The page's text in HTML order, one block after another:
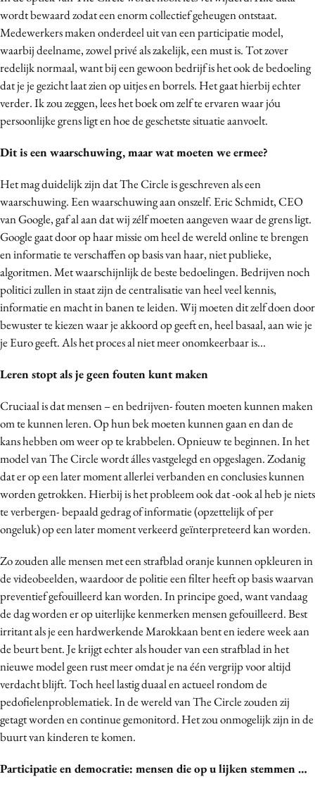
wordt bewaard zodat een enorm collectief geheugen ontstaat.
Medewerkers maken onderdeel uit van een participatie model,
waarbij deelname, zowel privé als zakelijk, een must is. Tot zover
redelijk normaal, want bij een gewoon bedrijf is het ook de bedoeling
dat je je gezicht laat zien op uitjes en borrels. Het gaat hierbij echter
verder. Ik zou zeggen, lees het boek om zelf te ervaren waar jóu
persoonlijke grens ligt en hoe de geschetste situatie aanvoelt.
Dit is een waarschuwing, maar wat moeten we ermee?
Het mag duidelijk zijn dat The Circle is geschreven als een
waarschuwing. Een waarschuwing aan onszelf. Eric Schmidt, CEO
van Google, gaf al aan dat wij zélf moeten aangeven waar de grens ligt.
Google gaat door op haar missie om heel de wereld online te brengen
en informatie te verschaffen op basis van haar, niet publieke,
algoritmen. Met waarschijnlijk de beste bedoelingen. Bedrijven noch
politici zullen in staat zijn de centralisatie van heel veel kennis,
informatie en macht in banen te leiden. Wij moeten dit zelf doen door
bewuster te kiezen waar je akkoord op geeft en, heel basaal, aan wie je
je Euro geeft. Als het proces al niet meer onomkeerbaar is...
Leren stopt als je geen fouten kunt maken
Cruciaal is dat mensen – en bedrijven- fouten moeten kunnen maken
om te kunnen leren. Op hun bek moeten kunnen gaan en dan de
kans hebben om weer op te krabbelen. Opnieuw te beginnen. In het
model van The Circle wordt álles vastgelegd en opgeslagen. Zodanig
dat er op een later moment allerlei verbanden en conclusies kunnen
worden getrokken. Hierbij is het probleem ook dat -ook al heb je niets
te verbergen- bepaald gedrag of informatie (opzettelijk of per
ongeluk) op een later moment verkeerd geïnterpreteerd kan worden.
Zo zouden alle mensen met een strafblad oranje kunnen opkleuren in
de videobeelden, waardoor de politie een filter heeft op basis waarvan
preventief gefouilleerd kan worden. In principe goed, want vandaag
de dag worden er op uiterlijke kenmerken mensen gefouilleerd. Best
irritant als je een hardwerkende Marokkaan bent en iedere week aan
de beurt bent. Je krijgt echter als houder van een strafblad in het
nieuwe model geen rust meer omdat je na één vergrijp voor altijd
verdacht blijft. Toch heel lastig duaal en actueel rondom de
pedofielenproblematiek. In de wereld van The Circle zouden zij
getagt worden en continue gemonitord. Het zou onmogelijk zijn in de
buurt van kinderen te komen.
Participatie en democratie: mensen die op u lijken stemmen …